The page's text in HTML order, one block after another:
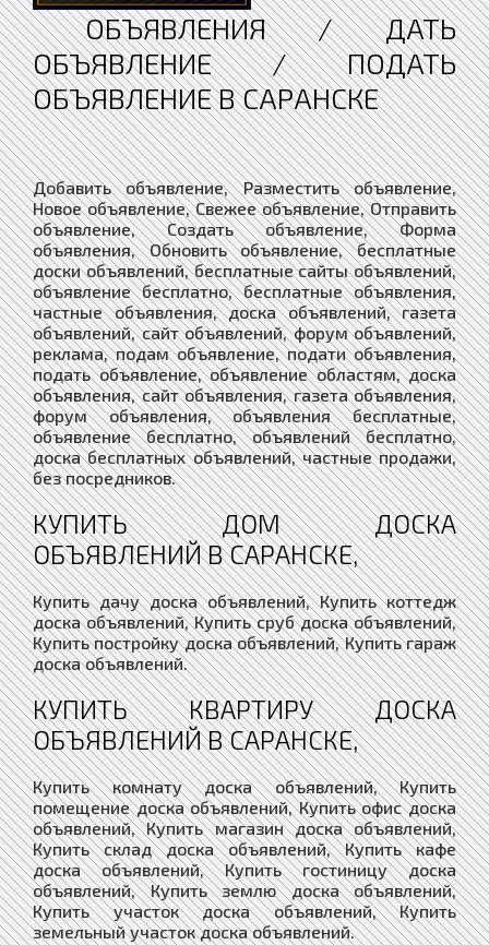
ОБЪЯВЛЕНИЯ / ДАТЬ
ОБЪЯВЛЕНИЕ / ПОДАТЬ
ОБЪЯВЛЕНИЕ В САРАНСКЕ
Добавить объявление, Разместить объявление,
Новое объявление, Свежее объявление, Отправить
объявление, Создать объявление, Форма
объявления, Обновить объявление, бесплатные
доски объявлений, бесплатные сайты объявлений,
объявление бесплатно, бесплатные объявления,
частные объявления, доска объявлений, газета
объявлений, сайт объявлений, форум объявлений,
реклама, подам объявление, подати объявления,
подать объявление, объявление областям, доска
объявления, сайт объявления, газета объявления,
форум объявления, объявления бесплатные,
объявление бесплатно, объявлений бесплатно,
доска бесплатных объявлений, частные продажи,
без посредников.
КУПИТЬ ДОМ ДОСКА
ОБЪЯВЛЕНИЙ В САРАНСКЕ,
Купить дачу доска объявлений, Купить коттедж
доска объявлений, Купить сруб доска объявлений,
Купить постройку доска объявлений, Купить гараж
доска объявлений.
КУПИТЬ КВАРТИРУ ДОСКА
ОБЪЯВЛЕНИЙ В САРАНСКЕ,
Купить комнату доска объявлений, Купить
помещение доска объявлений, Купить офис доска
объявлений, Купить магазин доска объявлений,
Купить склад доска объявлений, Купить кафе
доска объявлений, Купить гостиницу доска
объявлений, Купить землю доска объявлений,
Купить участок доска объявлений, Купить
земельный участок доска объявлений.